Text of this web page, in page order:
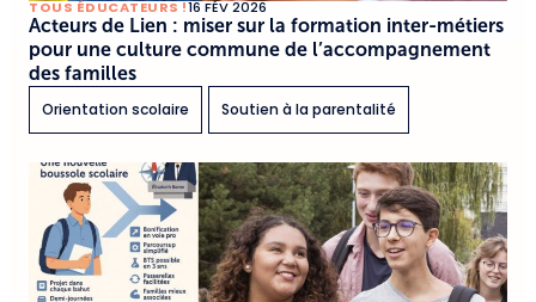
TOUS ÉDUCATEURS !16 FÉV 2026
Acteurs de Lien : miser sur la formation inter-métiers
pour une culture commune de l’accompagnement
des familles
Orientation scolaire
Soutien à la parentalité